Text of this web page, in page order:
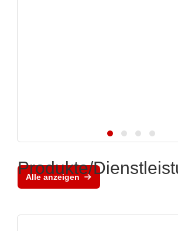
Alle anzeigen
Produkte/